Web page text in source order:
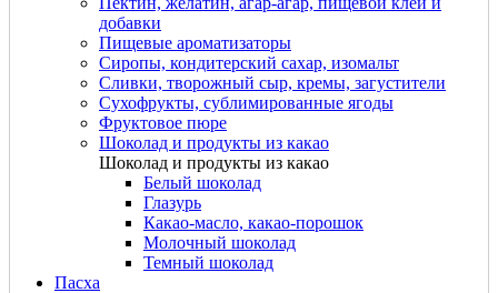
добавки
Пищевые ароматизаторы
Сиропы, кондитерский сахар, изомальт
Сливки, творожный сыр, кремы, загустители
Сухофрукты, сублимированные ягоды
Фруктовое пюре
Шоколад и продукты из какао
Шоколад и продукты из какао
Белый шоколад
Глазурь
Какао-масло, какао-порошок
Молочный шоколад
Темный шоколад
Пасха